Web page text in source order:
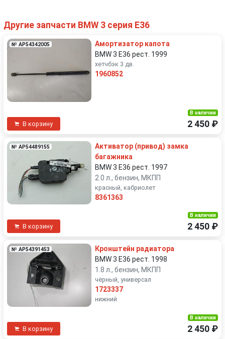
Другие запчасти BMW 3 серия E36
№ AP54342005
Амортизатор капота
BMW 3 E36 рест. 1999
хетчбэк 3 дв.
1960852
В корзину
В наличии
2 450 ₽
№ AP54489155
Активатор (привод) замка
багажника
BMW 3 E36 рест. 1997
2.0 л., бензин, МКПП
красный, кабриолет
8361363
В корзину
В наличии
2 450 ₽
№ AP54391453
Кронштейн радиатора
BMW 3 E36 рест. 1998
1.8 л., бензин, МКПП
чёрный, универсал
1723337
нижний
В корзину
В наличии
2 450 ₽